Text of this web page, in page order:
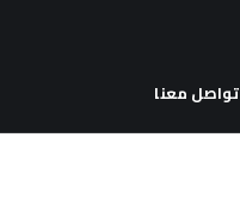
تواصل معنا